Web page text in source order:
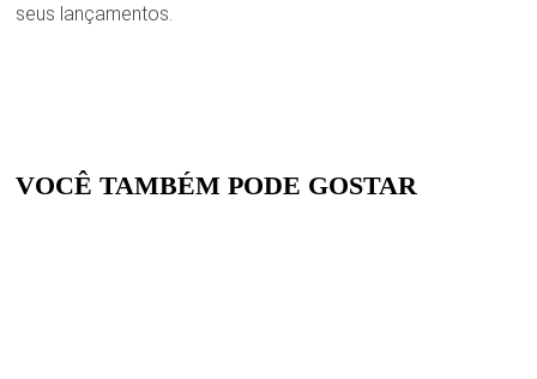
seus lançamentos.
VOCÊ TAMBÉM PODE GOSTAR